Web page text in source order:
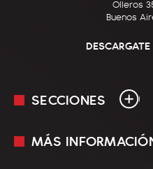
Olleros
Buenos
SECCIONES
En Vivo
MÁS